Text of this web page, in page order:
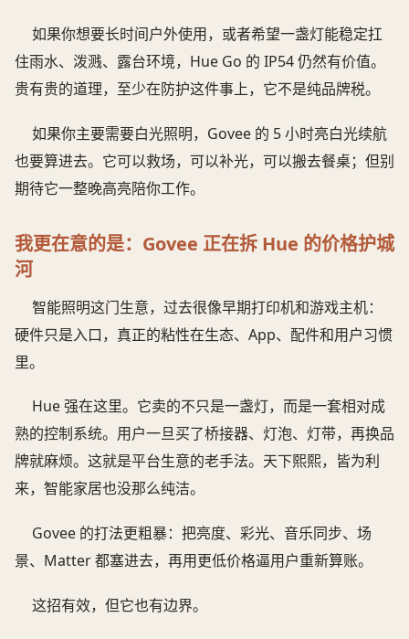
如果你想要长时间户外使用，或者希望一盏灯能稳定扛
住雨水、泼溅、露台环境，Hue Go 的 IP54 仍然有价值。
贵有贵的道理，至少在防护这件事上，它不是纯品牌税。
如果你主要需要白光照明，Govee 的 5 小时亮白光续航
也要算进去。它可以救场，可以补光，可以搬去餐桌；但别
期待它一整晚高亮陪你工作。
我更在意的是：Govee 正在拆 Hue 的价格护城
河
智能照明这门生意，过去很像早期打印机和游戏主机：
硬件只是入口，真正的粘性在生态、App、配件和用户习惯
里。
Hue 强在这里。它卖的不只是一盏灯，而是一套相对成
熟的控制系统。用户一旦买了桥接器、灯泡、灯带，再换品
牌就麻烦。这就是平台生意的老手法。天下熙熙，皆为利
来，智能家居也没那么纯洁。
Govee 的打法更粗暴：把亮度、彩光、音乐同步、场
景、Matter 都塞进去，再用更低价格逼用户重新算账。
这招有效，但它也有边界。